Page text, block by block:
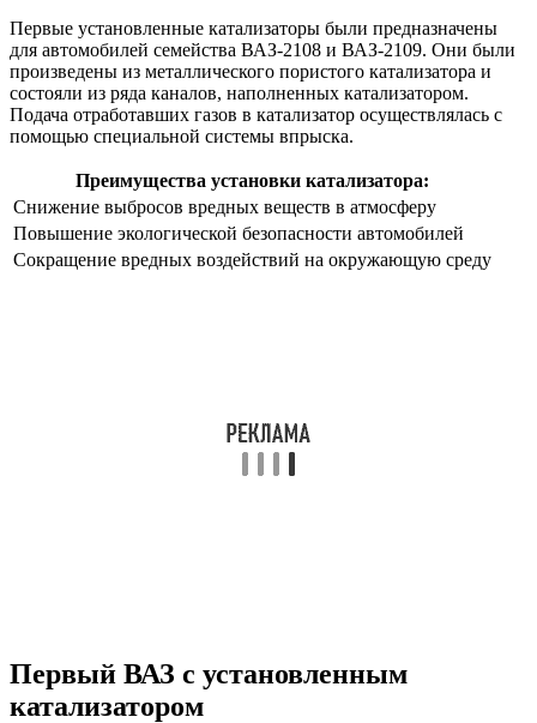
Первые установленные катализаторы были предназначены
для автомобилей семейства ВАЗ-2108 и ВАЗ-2109. Они были
произведены из металлического пористого катализатора и
состояли из ряда каналов, наполненных катализатором.
Подача отработавших газов в катализатор осуществлялась с
помощью специальной системы впрыска.
Преимущества установки катализатора:
Снижение выбросов вредных веществ в атмосферу
Повышение экологической безопасности автомобилей
Сокращение вредных воздействий на окружающую среду
Первый ВАЗ с установленным
катализатором